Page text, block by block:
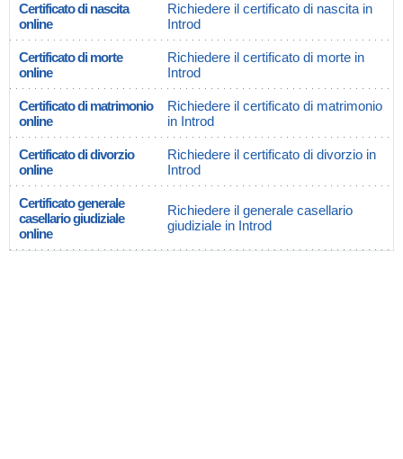
Certificato di nascita
online
Richiedere il certificato di nascita in
Introd
Certificato di morte
online
Richiedere il certificato di morte in
Introd
Certificato di matrimonio
online
Richiedere il certificato di matrimonio
in Introd
Certificato di divorzio
online
Richiedere il certificato di divorzio in
Introd
Certificato generale
casellario giudiziale
online
Richiedere il generale casellario
giudiziale in Introd